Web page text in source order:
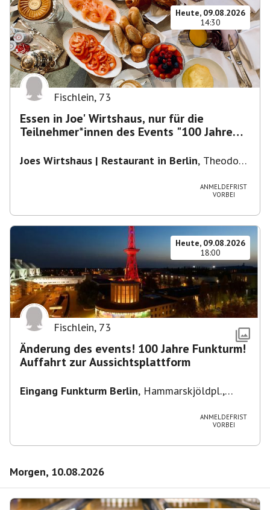
Heute, 09.08.2026
14:30
Fischlein, 73
Essen in Joe' Wirtshaus, nur für die
Teilnehmer*innen des Events "100 Jahre
Joes Wirtshaus | Restaurant in Berlin, Theodor-
ANMELDEFRIST
VORBEI
Heute, 09.08.2026
18:00
Fischlein, 73
Änderung des events! 100 Jahre Funkturm!
Auffahrt zur Aussichtsplattform
Eingang Funkturm Berlin, Hammarskjöldpl.,
ANMELDEFRIST
VORBEI
Morgen, 10.08.2026